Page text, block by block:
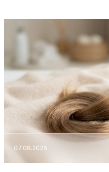
07.08.2026